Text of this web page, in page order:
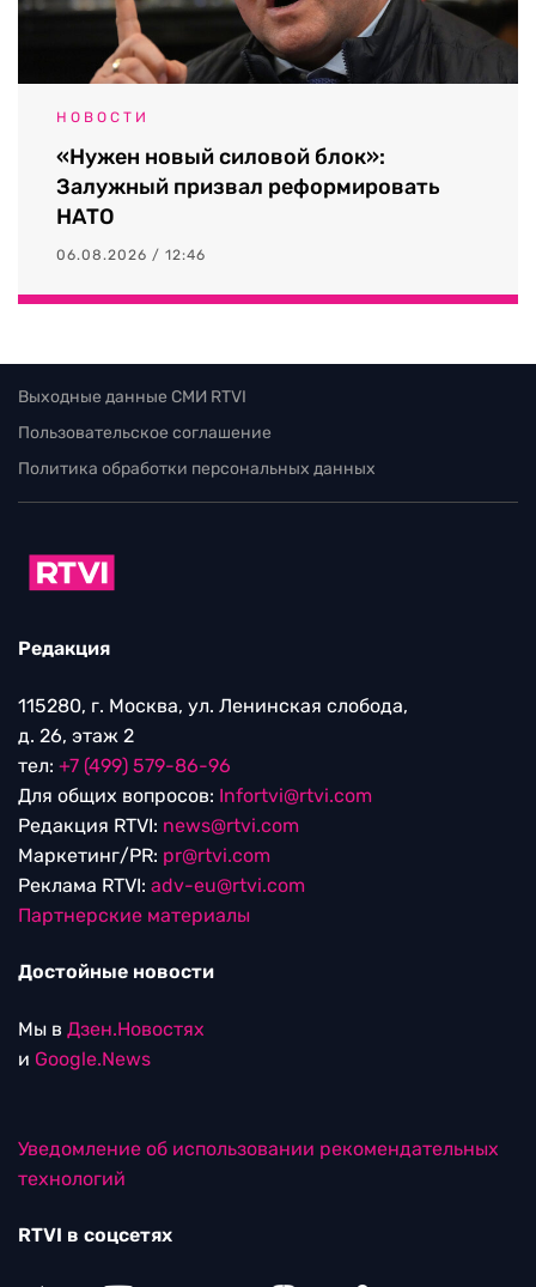
НОВОСТИ
«Нужен новый силовой блок»:
Залужный призвал реформировать
НАТО
06.08.2026 / 12:46
Выходные данные СМИ RTVI
Пользовательское соглашение
Политика обработки персональных данных
Редакция
115280, г. Москва, ул. Ленинская слобода,
д. 26, этаж 2
тел: +7 (499) 579-86-96
Для общих вопросов: Infortvi@rtvi.com
Редакция RTVI: news@rtvi.com
Маркетинг/PR: pr@rtvi.com
Реклама RTVI: adv-eu@rtvi.com
Партнерские материалы
Достойные новости
Мы в Дзен.Новостях
и Google.News
Уведомление об использовании рекомендательных
технологий
RTVI в соцсетях